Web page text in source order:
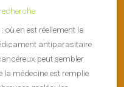
où en est réellement la
antiparasitaire
peut sembler
la médecine est remplie